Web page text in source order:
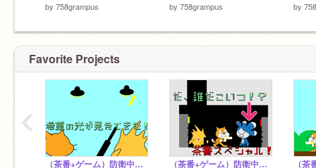
by 758grampus by 758grampus by
Favorite Projects
（茶番+ゲーム）防衛中WAVE6「新兵器無双！？」 （茶番+ゲーム）防衛中WAVE5「新兵器登場！」
‹